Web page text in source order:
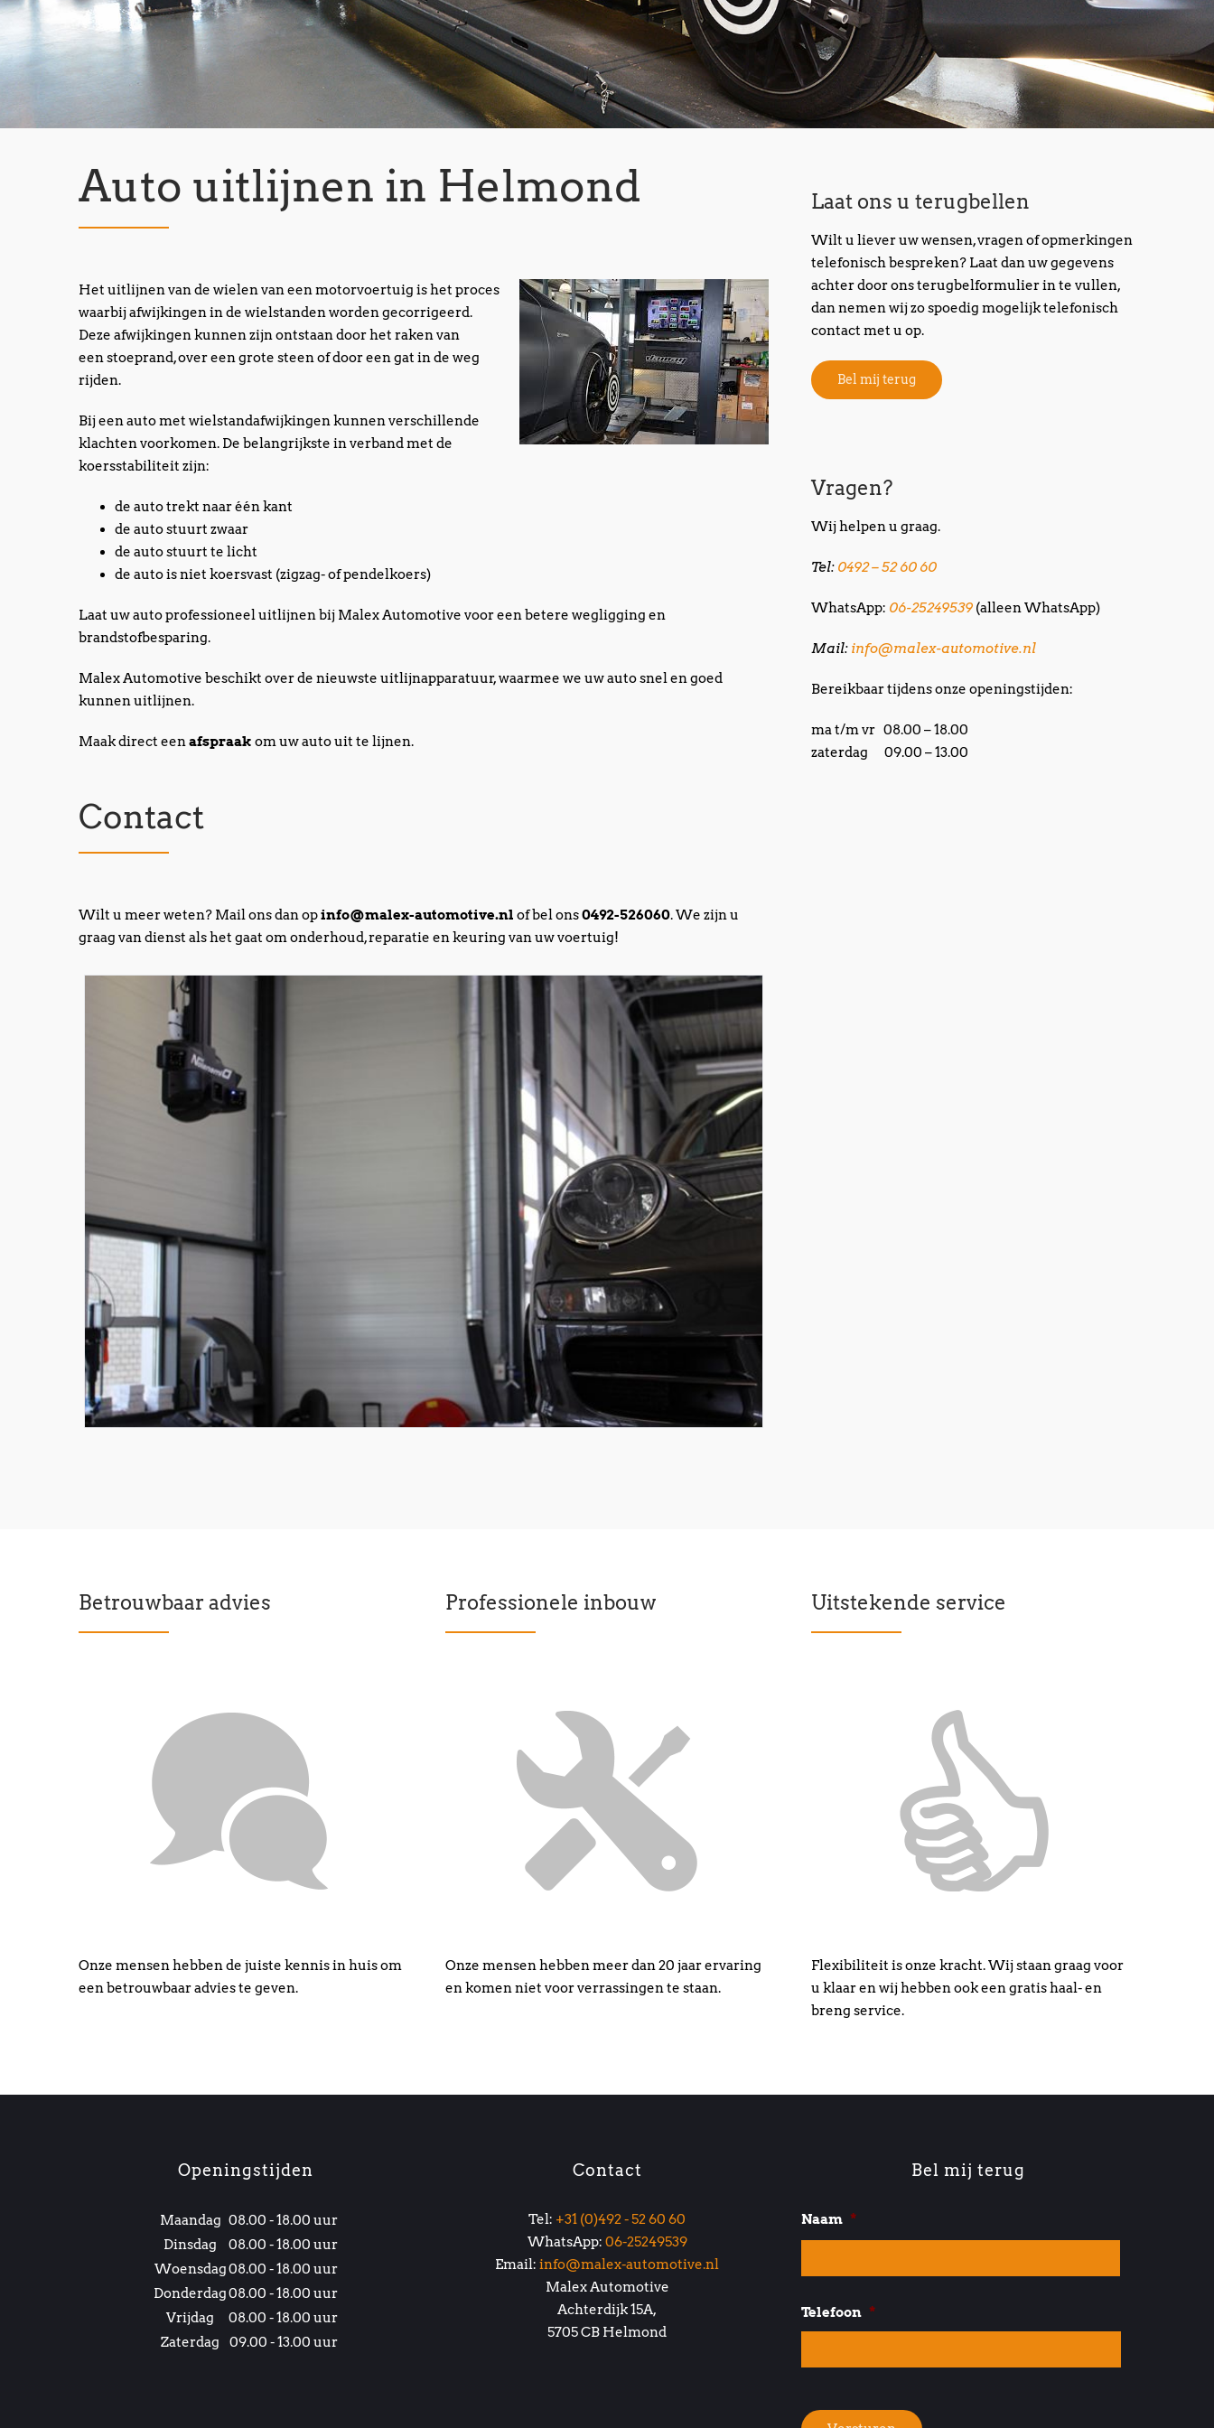
Auto uitlijnen in Helmond
Het uitlijnen van de wielen van een motorvoertuig is het proces
waarbij afwijkingen in de wielstanden worden gecorrigeerd.
Deze afwijkingen kunnen zijn ontstaan door het raken van
een stoeprand, over een grote steen of door een gat in de weg
rijden.
Bij een auto met wielstandafwijkingen kunnen verschillende
klachten voorkomen. De belangrijkste in verband met de
koersstabiliteit zijn:
de auto trekt naar één kant
de auto stuurt zwaar
de auto stuurt te licht
de auto is niet koersvast (zigzag- of pendelkoers)
Laat uw auto professioneel uitlijnen bij Malex Automotive voor een betere wegligging en
brandstofbesparing.
Malex Automotive beschikt over de nieuwste uitlijnapparatuur, waarmee we uw auto snel en goed
kunnen uitlijnen.
Maak direct eenafspraak om uw auto uit te lijnen.
Laat ons u terugbellen
Wilt u liever uw wensen, vragen of opmerkingen
telefonisch bespreken? Laat dan uw gegevens
achter door ons terugbelformulier in te vullen,
dan nemen wij zo spoedig mogelijk telefonisch
contact met u op.
Bel mij terug
Vragen?
Wij helpen u graag.
Tel: 0492 – 52 60 60
WhatsApp: 06-25249539 (alleen WhatsApp)
Mail: info@malex-automotive.nl
Bereikbaar tijdens onze openingstijden:
ma t/m vr 08.00 – 18.00
zaterdag 09.00 – 13.00
Contact
Wilt u meer weten? Mail ons dan opinfo@malex-automotive.nl of bel ons0492-526060. We zijn u
graag van dienst als het gaat om onderhoud, reparatie en keuring van uw voertuig!
Betrouwbaar advies
Onze mensen hebben de juiste kennis in huis om
een betrouwbaar advies te geven.
Professionele inbouw
Onze mensen hebben meer dan 20 jaar ervaring
en komen niet voor verrassingen te staan.
Uitstekende service
Flexibiliteit is onze kracht. Wij staan graag voor
u klaar en wij hebben ook een gratis haal- en
breng service.
Openingstijden
Maandag 08.00 - 18.00 uur
Dinsdag
08.00 - 18.00 uur
Woensdag08.00 - 18.00 uur
Donderdag08.00 - 18.00 uur
Vrijdag
08.00 - 18.00 uur
Zaterdag
09.00 - 13.00 uur
Contact
Tel: +31 (0)492 - 52 60 60
WhatsApp: 06-25249539
Email: info@malex-automotive.nl
Malex Automotive
Achterdijk 15A,
5705 CB Helmond
Bel mij terug
Naam *
Telefoon *